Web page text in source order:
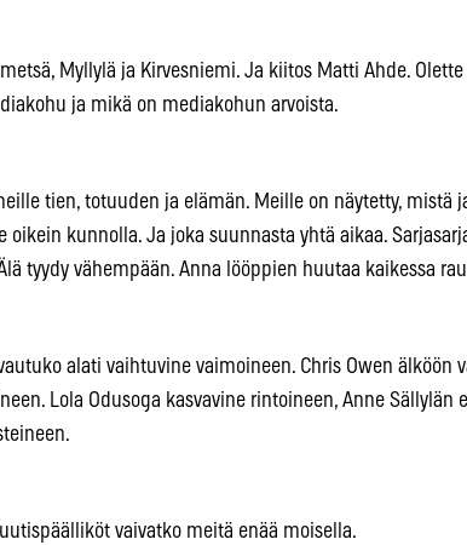
Myllylä ja Kirvesniemi. Ja kiitos Matti Ahde.
ja mikä on mediakohun arvoista.
tien, totuuden ja elämän. Meille on näytetty, mistä
oikein kunnolla. Ja joka suunnasta yhtä aikaa.
tyydy vähempään. Anna lööppien huutaa kaikessa
alati vaihtuvine vaimoineen. Chris Owen älköön
Lola Odusoga kasvavine rintoineen, Anne Sällylän
vaivatko meitä enää moisella.